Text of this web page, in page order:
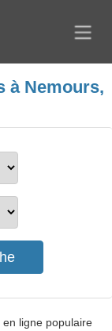
à Nemours,
ligne populaire